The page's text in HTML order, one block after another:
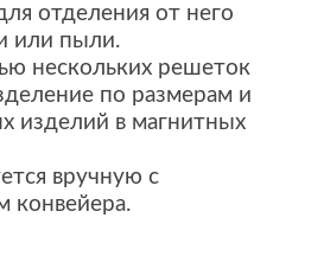
отделения от него
или пыли.
нескольких решеток
по размерам и
изделий в магнитных
вручную с
конвейера.